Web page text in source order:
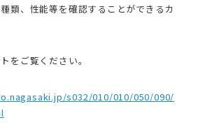
類、性能等を確認することができるカ
をご覧ください。
s032/010/010/050/090/